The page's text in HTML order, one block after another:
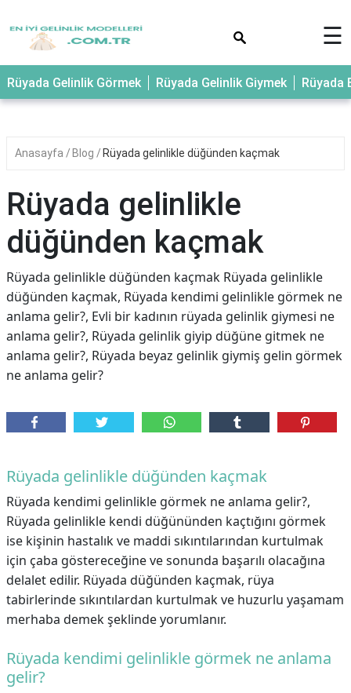
☰
Rüyada Gelinlik Görmek Rüyada Gelinlik Giymek Rüyada
Anasayfa Blog Rüyada gelinlikle düğünden kaçmak
Rüyada gelinlikle
düğünden kaçmak
Rüyada gelinlikle düğünden kaçmak Rüyada gelinlikle
düğünden kaçmak, Rüyada kendimi gelinlikle görmek ne
anlama gelir?, Evli bir kadının rüyada gelinlik giymesi ne
anlama gelir?, Rüyada gelinlik giyip düğüne gitmek ne
anlama gelir?, Rüyada beyaz gelinlik giymiş gelin görmek
ne anlama gelir?
Rüyada gelinlikle düğünden kaçmak
Rüyada kendimi gelinlikle görmek ne anlama gelir?,
Rüyada gelinlikle kendi düğününden kaçtığını görmek
ise kişinin hastalık ve maddi sıkıntılarından kurtulmak
için çaba göstereceğine ve sonunda başarılı olacağına
delalet edilir. Rüyada düğünden kaçmak, rüya
tabirlerinde sıkıntılardan kurtulmak ve huzurlu yaşamam
merhaba demek şeklinde yorumlanır.
Rüyada kendimi gelinlikle görmek ne anlama
gelir?